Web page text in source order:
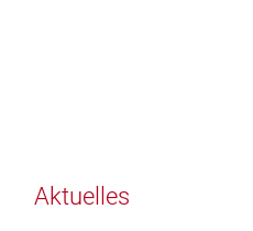
Aktuelles